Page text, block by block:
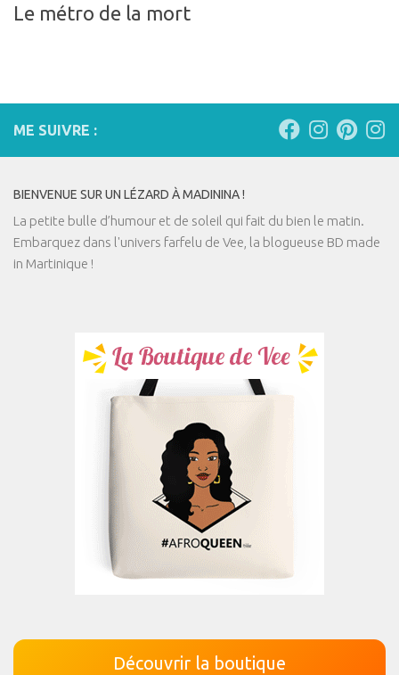
Le métro de la mort
ME SUIVRE :
BIENVENUE SUR UN LÉZARD À MADININA !
La petite bulle d’humour et de soleil qui fait du bien le matin.
Embarquez dans l'univers farfelu de Vee, la blogueuse BD made
in Martinique !
Découvrir la boutique